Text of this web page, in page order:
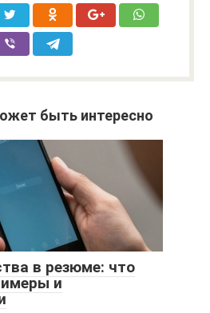
быть интересно
в резюме: что
и